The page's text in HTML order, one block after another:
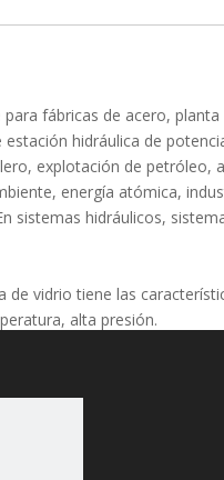
para fábricas de acero,
estación hidráulica de
explotación de petróleo,
energía atómica,
sistemas hidráulicos,
de vidrio tiene las
alta presión.